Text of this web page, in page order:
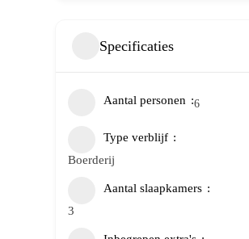
Specificaties
Aantal personen 6
Type verblijf
Boerderij
Aantal slaapkamers
3